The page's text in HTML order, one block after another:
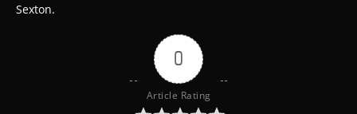
Sexton.
0
Article Rating